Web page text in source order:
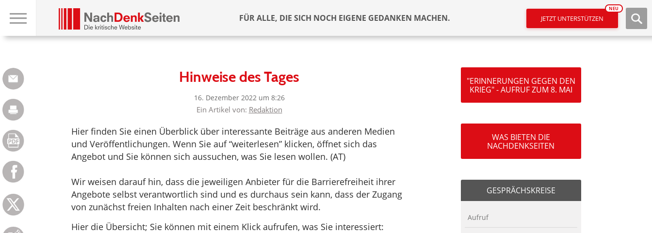
FÜR ALLE, DIE SICH NOCH EIGENE GEDANKEN MACHEN. JETZT UNTERSTÜTZEN
NEU
Hinweise des Tages
16. Dezember 2022 um 8:26
Ein Artikel von: Redaktion
Hier finden Sie einen Überblick über interessante Beiträge aus anderen Medien
und Veröffentlichungen. Wenn Sie auf “weiterlesen” klicken, öffnet sich das
Angebot und Sie können sich aussuchen, was Sie lesen wollen. (AT)
Wir weisen darauf hin, dass die jeweiligen Anbieter für die Barrierefreiheit ihrer
Angebote selbst verantwortlich sind und es durchaus sein kann, dass der Zugang
von zunächst freien Inhalten nach einer Zeit beschränkt wird.
Hier die Übersicht; Sie können mit einem Klick aufrufen, was Sie interessiert:
"ERINNERUNGEN GEGEN DEN
KRIEG" - AUFRUF ZUM 8. MAI
WAS BIETEN DIE
NACHDENKSEITEN
GESPRÄCHSKREISE
Aufruf